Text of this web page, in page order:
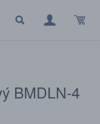
BMDLN-4